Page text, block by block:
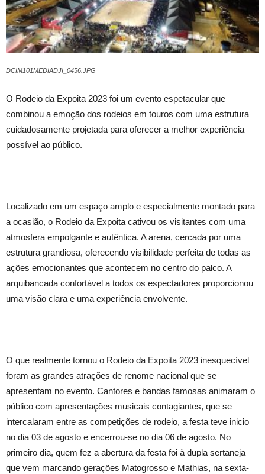
DCIM101MEDIADJI_0456.JPG
O Rodeio da Expoita 2023 foi um evento espetacular que
combinou a emoção dos rodeios em touros com uma estrutura
cuidadosamente projetada para oferecer a melhor experiência
possível ao público.
Localizado em um espaço amplo e especialmente montado para
a ocasião, o Rodeio da Expoita cativou os visitantes com uma
atmosfera empolgante e autêntica. A arena, cercada por uma
estrutura grandiosa, oferecendo visibilidade perfeita de todas as
ações emocionantes que acontecem no centro do palco. A
arquibancada confortável a todos os espectadores proporcionou
uma visão clara e uma experiência envolvente.
O que realmente tornou o Rodeio da Expoita 2023 inesquecível
foram as grandes atrações de renome nacional que se
apresentam no evento. Cantores e bandas famosas animaram o
público com apresentações musicais contagiantes, que se
intercalaram entre as competições de rodeio, a festa teve inicio
no dia 03 de agosto e encerrou-se no dia 06 de agosto. No
primeiro dia, quem fez a abertura da festa foi à dupla sertaneja
que vem marcando gerações Matogrosso e Mathias, na sexta-